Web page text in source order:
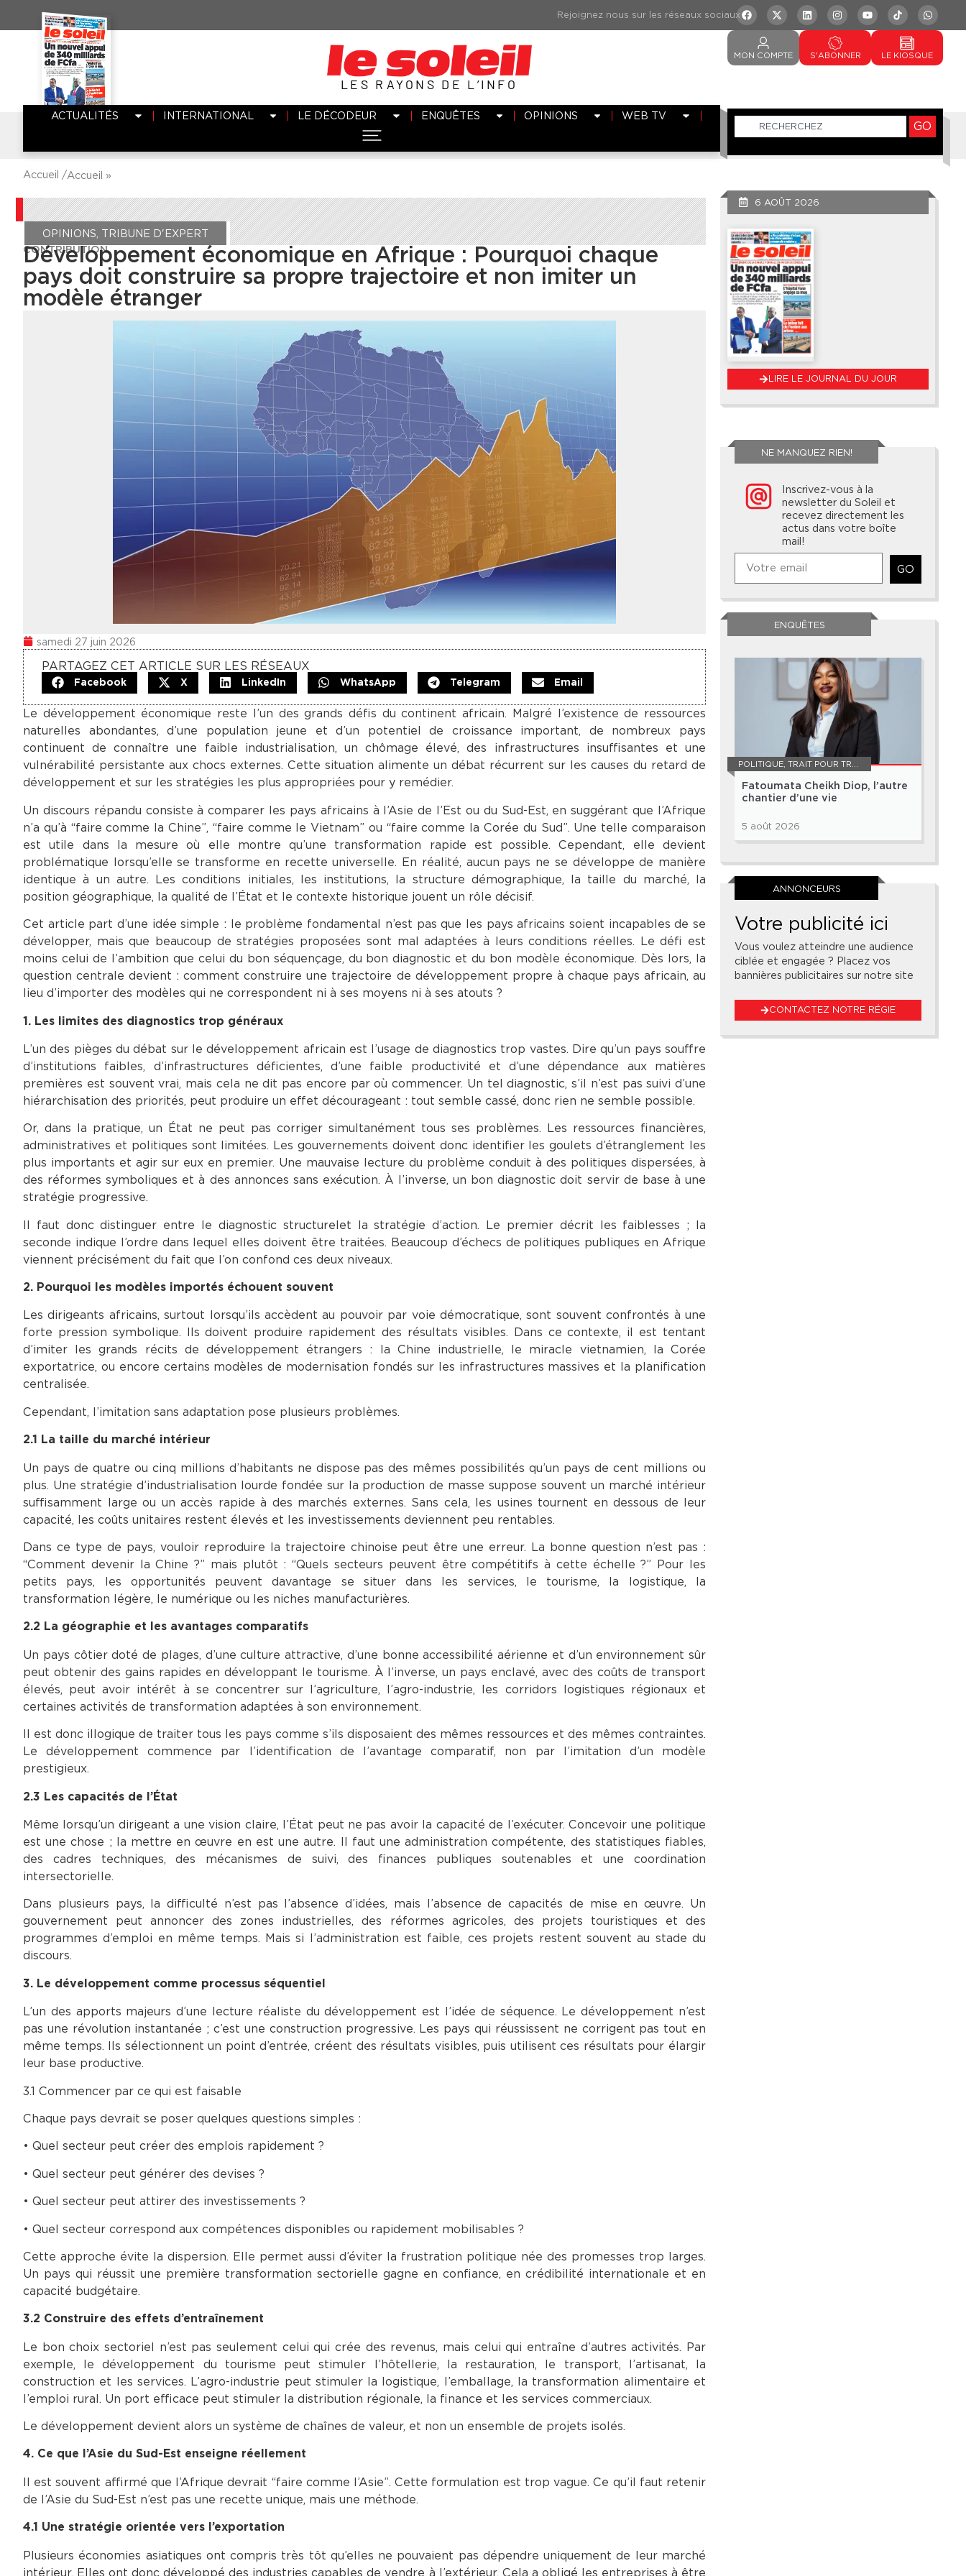
LES RAYONS DE L’INFO
MON COMPTE S'ABONNER LE KIOSQUE
ACTUALITÉS INTERNATIONAL LE DÉCODEUR ENQUÊTES OPINIONS WEB TV
GO
Accueil /Accueil »
OPINIONS TRIBUNE D'EXPERT
CONTRIBUTION
Développement économique en Afrique : Pourquoi chaque
pays doit construire sa propre trajectoire et non imiter un
modèle étranger
samedi 27 juin 2026
PARTAGEZ CET ARTICLE SUR LES RÉSEAUX
Facebook X LinkedIn WhatsApp Telegram Email
Le développement économique reste l’un des grands défis du continent africain. Malgré l’existence de ressources
naturelles abondantes, d’une population jeune et d’un potentiel de croissance important, de nombreux pays
continuent de connaître une faible industrialisation, un chômage élevé, des infrastructures insuffisantes et une
vulnérabilité persistante aux chocs externes. Cette situation alimente un débat récurrent sur les causes du retard de
développement et sur les stratégies les plus appropriées pour y remédier.
Un discours répandu consiste à comparer les pays africains à l’Asie de l’Est ou du Sud-Est, en suggérant que l’Afrique
n’a qu’à “faire comme la Chine”, “faire comme le Vietnam” ou “faire comme la Corée du Sud”. Une telle comparaison
est utile dans la mesure où elle montre qu’une transformation rapide est possible. Cependant, elle devient
problématique lorsqu’elle se transforme en recette universelle. En réalité, aucun pays ne se développe de manière
identique à un autre. Les conditions initiales, les institutions, la structure démographique, la taille du marché, la
position géographique, la qualité de l’État et le contexte historique jouent un rôle décisif.
Cet article part d’une idée simple : le problème fondamental n’est pas que les pays africains soient incapables de se
développer, mais que beaucoup de stratégies proposées sont mal adaptées à leurs conditions réelles. Le défi est
moins celui de l’ambition que celui du bon séquençage, du bon diagnostic et du bon modèle économique. Dès lors, la
question centrale devient : comment construire une trajectoire de développement propre à chaque pays africain, au
lieu d’importer des modèles qui ne correspondent ni à ses moyens ni à ses atouts ?
1. Les limites des diagnostics trop généraux
L’un des pièges du débat sur le développement africain est l’usage de diagnostics trop vastes. Dire qu’un pays souffre
d’institutions faibles, d’infrastructures déficientes, d’une faible productivité et d’une dépendance aux matières
premières est souvent vrai, mais cela ne dit pas encore par où commencer. Un tel diagnostic, s’il n’est pas suivi d’une
hiérarchisation des priorités, peut produire un effet décourageant : tout semble cassé, donc rien ne semble possible.
Or, dans la pratique, un État ne peut pas corriger simultanément tous ses problèmes. Les ressources financières,
administratives et politiques sont limitées. Les gouvernements doivent donc identifier les goulets d’étranglement les
plus importants et agir sur eux en premier. Une mauvaise lecture du problème conduit à des politiques dispersées, à
des réformes symboliques et à des annonces sans exécution. À l’inverse, un bon diagnostic doit servir de base à une
stratégie progressive.
Il faut donc distinguer entre le diagnostic structurelet la stratégie d’action. Le premier décrit les faiblesses ; la
seconde indique l’ordre dans lequel elles doivent être traitées. Beaucoup d’échecs de politiques publiques en Afrique
viennent précisément du fait que l’on confond ces deux niveaux.
2. Pourquoi les modèles importés échouent souvent
Les dirigeants africains, surtout lorsqu’ils accèdent au pouvoir par voie démocratique, sont souvent confrontés à une
forte pression symbolique. Ils doivent produire rapidement des résultats visibles. Dans ce contexte, il est tentant
d’imiter les grands récits de développement étrangers : la Chine industrielle, le miracle vietnamien, la Corée
exportatrice, ou encore certains modèles de modernisation fondés sur les infrastructures massives et la planification
centralisée.
Cependant, l’imitation sans adaptation pose plusieurs problèmes.
2.1 La taille du marché intérieur
Un pays de quatre ou cinq millions d’habitants ne dispose pas des mêmes possibilités qu’un pays de cent millions ou
plus. Une stratégie d’industrialisation lourde fondée sur la production de masse suppose souvent un marché intérieur
suffisamment large ou un accès rapide à des marchés externes. Sans cela, les usines tournent en dessous de leur
capacité, les coûts unitaires restent élevés et les investissements deviennent peu rentables.
Dans ce type de pays, vouloir reproduire la trajectoire chinoise peut être une erreur. La bonne question n’est pas :
“Comment devenir la Chine ?” mais plutôt : “Quels secteurs peuvent être compétitifs à cette échelle ?” Pour les
petits pays, les opportunités peuvent davantage se situer dans les services, le tourisme, la logistique, la
transformation légère, le numérique ou les niches manufacturières.
2.2 La géographie et les avantages comparatifs
Un pays côtier doté de plages, d’une culture attractive, d’une bonne accessibilité aérienne et d’un environnement sûr
peut obtenir des gains rapides en développant le tourisme. À l’inverse, un pays enclavé, avec des coûts de transport
élevés, peut avoir intérêt à se concentrer sur l’agriculture, l’agro-industrie, les corridors logistiques régionaux et
certaines activités de transformation adaptées à son environnement.
Il est donc illogique de traiter tous les pays comme s’ils disposaient des mêmes ressources et des mêmes contraintes.
Le développement commence par l’identification de l’avantage comparatif, non par l’imitation d’un modèle
prestigieux.
2.3 Les capacités de l’État
Même lorsqu’un dirigeant a une vision claire, l’État peut ne pas avoir la capacité de l’exécuter. Concevoir une politique
est une chose ; la mettre en œuvre en est une autre. Il faut une administration compétente, des statistiques fiables,
des cadres techniques, des mécanismes de suivi, des finances publiques soutenables et une coordination
intersectorielle.
Dans plusieurs pays, la difficulté n’est pas l’absence d’idées, mais l’absence de capacités de mise en œuvre. Un
gouvernement peut annoncer des zones industrielles, des réformes agricoles, des projets touristiques et des
programmes d’emploi en même temps. Mais si l’administration est faible, ces projets restent souvent au stade du
discours.
3. Le développement comme processus séquentiel
L’un des apports majeurs d’une lecture réaliste du développement est l’idée de séquence. Le développement n’est
pas une révolution instantanée ; c’est une construction progressive. Les pays qui réussissent ne corrigent pas tout en
même temps. Ils sélectionnent un point d’entrée, créent des résultats visibles, puis utilisent ces résultats pour élargir
leur base productive.
3.1 Commencer par ce qui est faisable
Chaque pays devrait se poser quelques questions simples :
• Quel secteur peut créer des emplois rapidement ?
• Quel secteur peut générer des devises ?
• Quel secteur peut attirer des investissements ?
• Quel secteur correspond aux compétences disponibles ou rapidement mobilisables ?
Cette approche évite la dispersion. Elle permet aussi d’éviter la frustration politique née des promesses trop larges.
Un pays qui réussit une première transformation sectorielle gagne en confiance, en crédibilité internationale et en
capacité budgétaire.
3.2 Construire des effets d’entraînement
Le bon choix sectoriel n’est pas seulement celui qui crée des revenus, mais celui qui entraîne d’autres activités. Par
exemple, le développement du tourisme peut stimuler l’hôtellerie, la restauration, le transport, l’artisanat, la
construction et les services. L’agro-industrie peut stimuler la logistique, l’emballage, la transformation alimentaire et
l’emploi rural. Un port efficace peut stimuler la distribution régionale, la finance et les services commerciaux.
Le développement devient alors un système de chaînes de valeur, et non un ensemble de projets isolés.
4. Ce que l’Asie du Sud-Est enseigne réellement
Il est souvent affirmé que l’Afrique devrait “faire comme l’Asie”. Cette formulation est trop vague. Ce qu’il faut retenir
de l’Asie du Sud-Est n’est pas une recette unique, mais une méthode.
4.1 Une stratégie orientée vers l’exportation
Plusieurs économies asiatiques ont compris très tôt qu’elles ne pouvaient pas dépendre uniquement de leur marché
intérieur. Elles ont donc développé des industries capables de vendre à l’extérieur. Cela a obligé les entreprises à être
6 AOÛT 2026
LIRE LE JOURNAL DU JOUR
NE MANQUEZ RIEN!
Inscrivez-vous à la
newsletter du Soleil et
recevez directement les
actus dans votre boîte
mail!
GO
ENQUÊTES
POLITIQUE, TRAIT POUR TRAIT
Fatoumata Cheikh Diop, l’autre
chantier d’une vie
5 août 2026
ANNONCEURS
Votre publicité ici
Vous voulez atteindre une audience
ciblée et engagée ? Placez vos
bannières publicitaires sur notre site
CONTACTEZ NOTRE RÉGIE